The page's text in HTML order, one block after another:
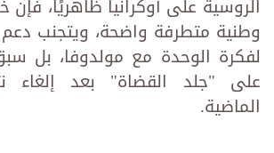
الروسية على أوكرانيا ظاهريًا، فإن
وطنية متطرفة واضحة، ويتجنب دعم
لفكرة الوحدة مع مولدوفا، بل
على "جلد القضاة" بعد إلغاء
الماضية.